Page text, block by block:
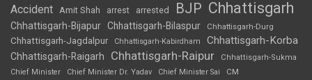
Accident Amit Shah arrest arrested BJP Chhattisgarh
Chhattisgarh-Bijapur Chhattisgarh-Bilaspur Chhattisgarh-Durg
Chhattisgarh-Jagdalpur Chhattisgarh-Kabirdham Chhattisgarh-Korba
Chhattisgarh-Raigarh Chhattisgarh-Raipur
Chhattisgarh-Sukma
Chief Minister
Chief Minister Dr. Yadav Chief Minister Sai CM